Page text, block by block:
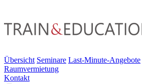
Übersicht Seminare Last-Minute-Angebote
Raumvermietung
Kontakt